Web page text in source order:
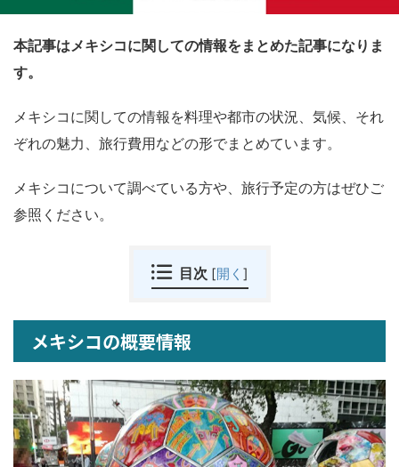
本記事はメキシコに関しての情報をまとめた記事になりま
す。
メキシコに関しての情報を料理や都市の状況、気候、それ
ぞれの魅力、旅行費用などの形でまとめています。
メキシコについて調べている方や、旅行予定の方はぜひご
参照ください。
目次 [開く ]
メキシコの概要情報